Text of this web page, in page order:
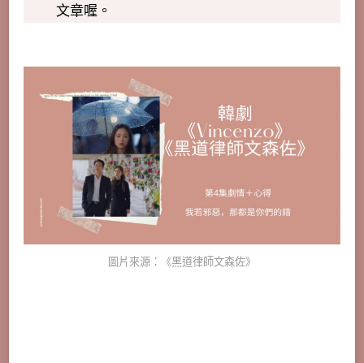
文章喔。
圖片來源：《黑道律師文森佐》